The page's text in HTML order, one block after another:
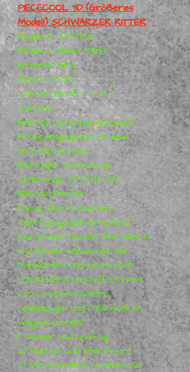
PIECECOOL 3D (Größeres
Modell) SCHWARZER RITTER
Modellnr.: P079-S
Material: Metall Stahl
Gewicht: 180g
Höhe: 17,5cm
Schwierigkeit: 5 von 7
Sternen
Einfach zusammenzubauen!
Frühpädagogisch und eine
tolle Dekoration
Benötigte Werkzeuge:
Spitzzange, Pinzette und
Mikroschneider
(Diese sind in unserem
Werkzeugladen erhältlich)
Interaktive Puzzles für Eltern
und Kinder entwickeln die
Fähigkeiten und Interessen
von Kindern und helfen ihnen,
von Computerspielen,
Spielzeugen und Geschenken
wegzukommen!
1) Sicher und ungiftig
2) Hübsch und interessant
3) Verschiedene realistische